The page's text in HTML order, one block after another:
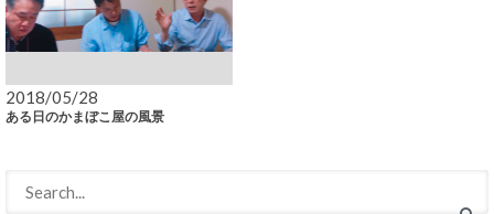
2018/05/28
ある日のかまぼこ屋の風景